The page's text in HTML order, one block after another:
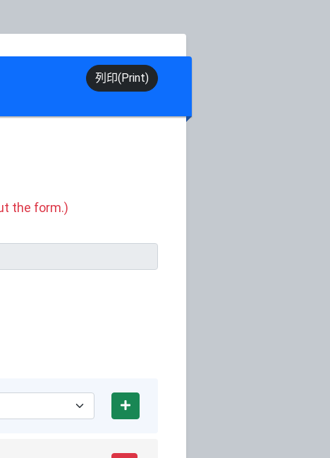
列印(Print)
the form.)
Add